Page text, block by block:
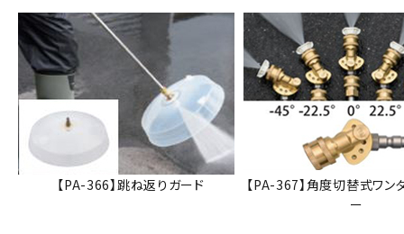
【PA-366】跳ね返りガード
【PA-367】角度切替式ワン
ー